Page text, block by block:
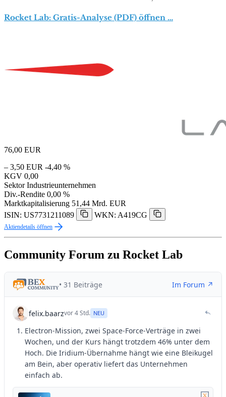
Rocket Lab: Gratis-Analyse (PDF) öffnen …
76,00 EUR
– 3,50 EUR -4,40 %
KGV 0,00
Sektor Industrieunternehmen
Div.-Rendite 0,00 %
Marktkapitalisierung 51,44 Mrd. EUR
ISIN: US7731211089
WKN: A419CG
Aktiendetails öffnen
Community Forum zu Rocket Lab